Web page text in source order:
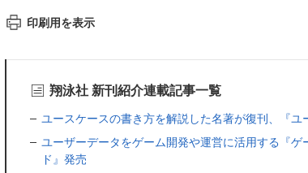
印刷用を表示
翔泳社 新刊紹介連載記事一覧
ユースケースの書き方を解説した名著が復刊、『
ユーザーデータをゲーム開発や運営に活用する『
ド』発売